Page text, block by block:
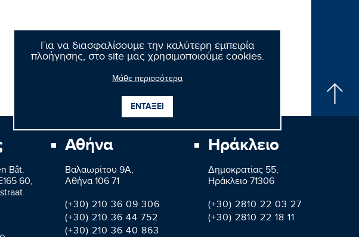
Για να διασφαλίσουμε την καλύτερη εμπειρία
πλοήγησης, στο site μας χρησιμοποιούμε cookies.
Μάθε περισσότερα
ΕΝΤΑΞΕΙ
Bât.
60,
Αθήνα
Βαλαωρίτου 9A,
Aθήνα 106 71
(+30) 210 36 09 306
(+30) 210 36 44 752
(+30) 210 36 40 863
Ηράκλειο
Δημοκρατίας 55,
Ηράκλειο 71306
(+30) 2810 22 03 27
(+30) 2810 22 18 11